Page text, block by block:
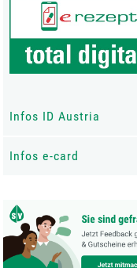
Infos ID Austria
Infos e-card